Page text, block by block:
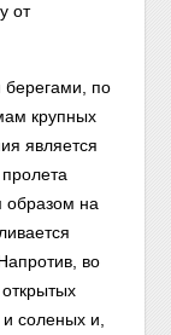
от
берегами, по
крупных
является
образом на
во
соленых и,